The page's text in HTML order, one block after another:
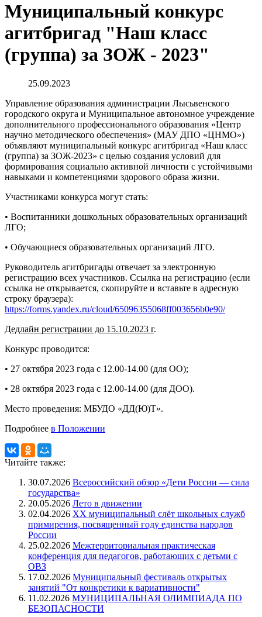
Муниципальный конкурс
агитбригад "Наш класс
(группа) за ЗОЖ - 2023"
25.09.2023
Управление образования администрации Лысьвенского
городского округа и Муниципальное автономное учреждение
дополнительного профессионального образования «Центр
научно методического обеспечения» (МАУ ДПО «ЦНМО»)
объявляют муниципальный конкурс агитбригад «Наш класс
(группа) за ЗОЖ-2023» с целью создания условий для
формирования социально активной личности с устойчивыми
навыками и компетенциями здорового образа жизни.
Участниками конкурса могут стать:
• Воспитанники дошкольных образовательных организаций
ЛГО;
• Обучающиеся образовательных организаций ЛГО.
Руководитель агитбригады отвечает за электронную
регистрацию всех участников. Ссылка на регистрацию (если
ссылка не открывается, скопируйте и вставьте в адресную
строку браузера):
https://forms.yandex.ru/cloud/65096355068ff003656b0e90/
Дедлайн регистрации до 15.10.2023 г.
Конкурс проводится:
• 27 октября 2023 года с 12.00-14.00 (для ОО);
• 28 октября 2023 года с 12.00-14.00 (для ДОО).
Место проведения: МБУДО «ДД(Ю)Т».
Подробнее в Положении
Читайте также:
30.07.2026 Всероссийский обзор «Дети России — сила
государства»
20.05.2026 Лето в движении
02.04.2026 XX муниципальный слёт школьных служб
примирения, посвященный году единства народов
России
25.02.2026 Межтерриториальная практическая
конференция для педагогов, работающих с детьми с
ОВЗ
17.02.2026 Муниципальный фестиваль открытых
занятий "От конкретики к вариативности"
11.02.2026 МУНИЦИПАЛЬНАЯ ОЛИМПИАДА ПО
БЕЗОПАСНОСТИ